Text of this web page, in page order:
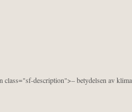
description">– betydelsen av